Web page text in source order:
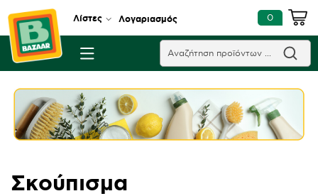
Λίστες Λογαριασμός 0
Σκούπισμα